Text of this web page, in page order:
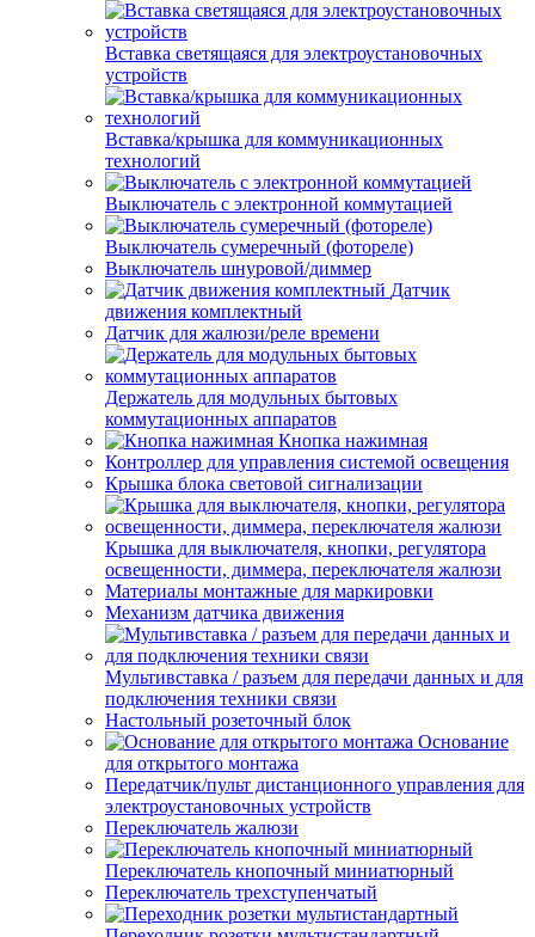
Вставка светящаяся для электроустановочных
устройств
Вставка/крышка для коммуникационных
технологий
Выключатель с электронной коммутацией
Выключатель сумеречный (фотореле)
Выключатель шнуровой/диммер
Датчик
движения комплектный
Датчик для жалюзи/реле времени
Держатель для модульных бытовых
коммутационных аппаратов
Кнопка нажимная
Контроллер для управления системой освещения
Крышка блока световой сигнализации
Крышка для выключателя, кнопки, регулятора
освещенности, диммера, переключателя жалюзи
Материалы монтажные для маркировки
Механизм датчика движения
Мультивставка / разъем для передачи данных и для
подключения техники связи
Настольный розеточный блок
Основание
для открытого монтажа
Передатчик/пульт дистанционного управления для
электроустановочных устройств
Переключатель жалюзи
Переключатель кнопочный миниатюрный
Переключатель трехступенчатый